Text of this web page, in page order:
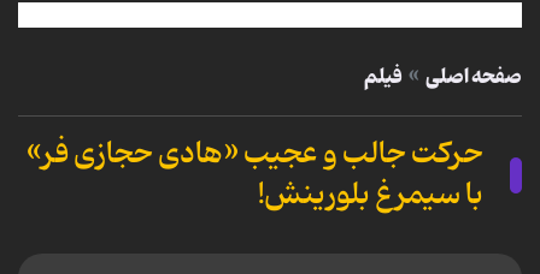
صفحه اصلی فیلم
حرکت جالب و عجیب «هادی حجازی فر»
با سیمرغ بلورینش!